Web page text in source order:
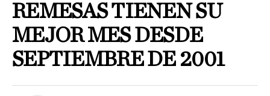
REMESAS TIENEN SU
MEJOR MES DESDE
SEPTIEMBRE DE 2001